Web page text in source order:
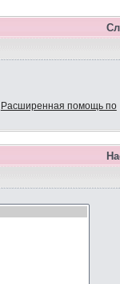
Расширенная помощь по